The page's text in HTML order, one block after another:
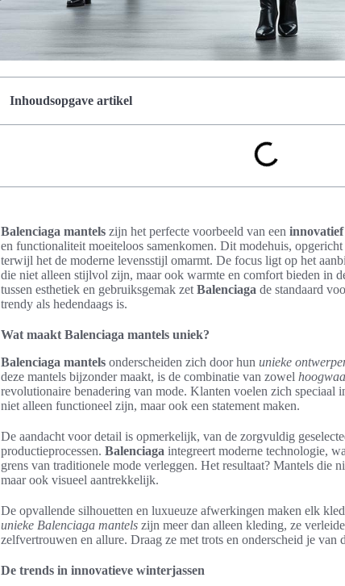
Inhoudsopgave artikel
Balenciaga mantels zijn het perfecte voorbeeld van een
en functionaliteit moeiteloos samenkomen. Dit modehuis,
terwijl het de moderne levensstijl omarmt. De focus ligt op het
die niet alleen stijlvol zijn, maar ook warmte en comfort bieden in
tussen esthetiek en gebruiksgemak zet Balenciaga de standaard
trendy als hedendaags is.
Wat maakt Balenciaga mantels uniek?
Balenciaga mantels onderscheiden zich door hun unieke
deze mantels bijzonder maakt, is de combinatie van zowel
revolutionaire benadering van mode. Klanten voelen zich speciaal
niet alleen functioneel zijn, maar ook een statement maken.
De aandacht voor detail is opmerkelijk, van de zorgvuldig
productieprocessen. Balenciaga integreert moderne technologie,
grens van traditionele mode verleggen. Het resultaat? Mantels die
maar ook visueel aantrekkelijk.
De opvallende silhouetten en luxueuze afwerkingen maken elk
unieke Balenciaga mantels zijn meer dan alleen kleding, ze
zelfvertrouwen en allure. Draag ze met trots en onderscheid je van
De trends in innovatieve winterjassen